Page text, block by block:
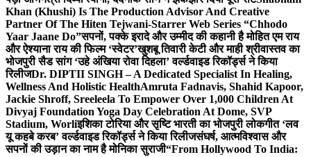
Khan (Khushi) Is The Production Advisor And Creative
Partner Of The Hiten Tejwani-Starrer Web Series “Chhodo
Yaar Jaane Do”सपनों, पक्के इरादे और उम्मीद की कहानी है मोहित एम राय
और ऐश्याना राय की फिल्म ‘स्वेटर’खुशबू तिवारी केटी और माही श्रीवास्तव का
भोजपुरी सैड सांग ‘उहे अंखिया रोवा दिहला’ वर्ल्डवाइड रिकॉर्ड्स ने किया
रिलीजDr. DIPTII SINGH – A Dedicated Specialist In Healing,
Wellness And Holistic HealthAmruta Fadnavis, Shahid Kapoor,
Jackie Shroff, Sreeleela To Empower Over 1,000 Children At
Divyaj Foundation Yoga Day Celebration At Dome, SVP
Stadium, Worliइशिका टोरिया और सृष्टि भारती का भोजपुरी लोकगीत ‘लव
यू कहबे करब’ वर्ल्डवाइड रिकॉर्ड्स ने किया रिलीजसंघर्ष, आत्मविश्वास और
सपनों की उड़ान का नाम है मोनिका सुराजी“From Hollywood To India: